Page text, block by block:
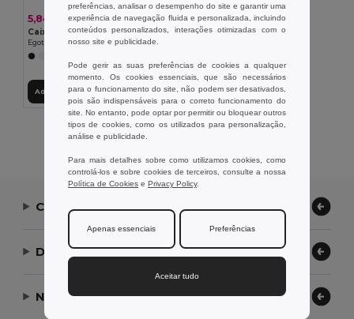
5,84 €
Caixa hermética em PP com tampa em bambu
Egotier 94390
Adicionar ao Carrinho
Exibindo Todos Os Produtos.
Contate-nos
Deixe-nos ajudar
Nossa Empresa
preferências, analisar o desempenho do site e garantir uma
experiência de navegação fluida e personalizada, incluindo
conteúdos personalizados, interações otimizadas com o
nosso site e publicidade.
Pode gerir as suas preferências de cookies a qualquer
momento. Os cookies essenciais, que são necessários
para o funcionamento do site, não podem ser desativados,
pois são indispensáveis para o correto funcionamento do
site. No entanto, pode optar por permitir ou bloquear outros
tipos de cookies, como os utilizados para personalização,
análise e publicidade.
Para mais detalhes sobre como utilizamos cookies, como
controlá-los e sobre cookies de terceiros, consulte a nossa
Política de Cookies e Privacy Policy.
Apenas essenciais Preferências
Aceitar tudo